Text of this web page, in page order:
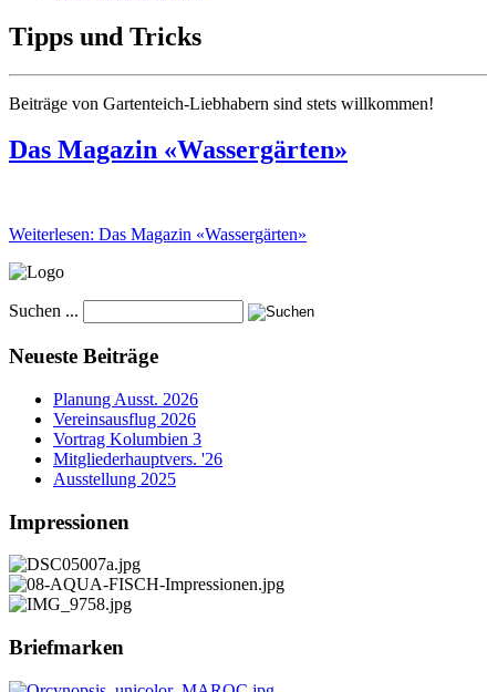
Tipps und Tricks
Beiträge von Gartenteich-Liebhabern sind stets willkommen!
Das Magazin «Wassergärten»
Weiterlesen: Das Magazin «Wassergärten»
Suchen ...
Neueste Beiträge
Planung Ausst. 2026
Vereinsausflug 2026
Vortrag Kolumbien 3
Mitgliederhauptvers. '26
Ausstellung 2025
Impressionen
Briefmarken